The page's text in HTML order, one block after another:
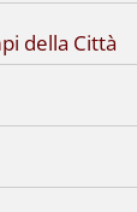
della Città